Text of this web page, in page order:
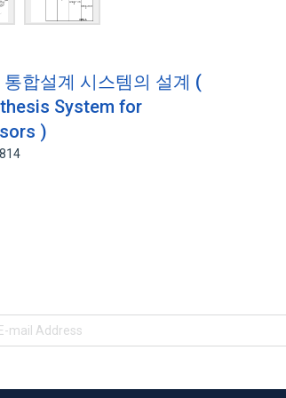
합설계 시스템의 설계 (
System for
)